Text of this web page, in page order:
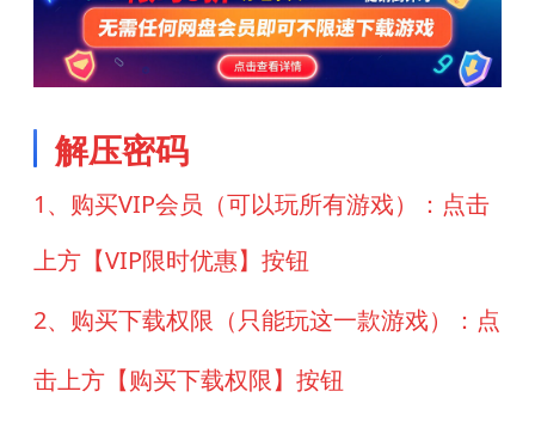
解压密码
1、购买VIP会员（可以玩所有游戏）：点击
上方【VIP限时优惠】按钮
2、购买下载权限（只能玩这一款游戏）：点
击上方【购买下载权限】按钮